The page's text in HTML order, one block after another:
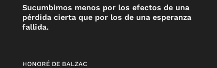
Sucumbimos menos por los efectos de una
pérdida cierta que por los de una esperanza
fallida.
HONORÉ DE BALZAC